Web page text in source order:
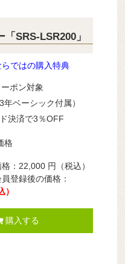
SRS-LSR200」
ではの購入特典
ポン対象
ベーシック付属）
決済で3％OFF
格
格：22,000 円
（税込）
登録後の価格：
）
購入する